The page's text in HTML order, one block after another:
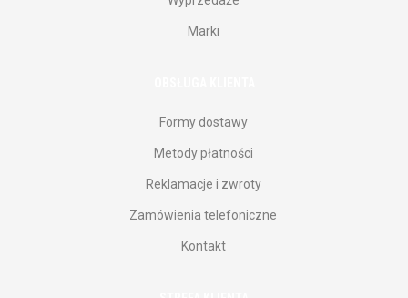
Marki
Formy dostawy
Metody płatności
Reklamacje i zwroty
Zamówienia telefoniczne
Kontakt